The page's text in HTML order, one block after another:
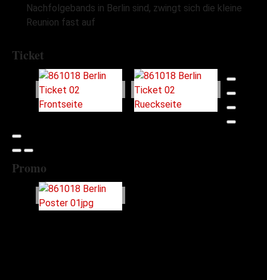
Nachfolgebands in Berlin sind, zwingt sich die kleine
Reunion fast auf
Ticket
Promo